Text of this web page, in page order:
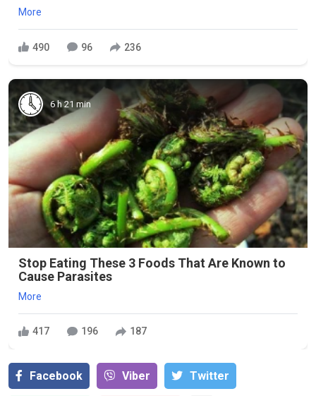
More
490 96 236
6 h 21 min
Stop Eating These 3 Foods That Are Known to
Cause Parasites
More
417 196 187
Facebook Viber Тwitter